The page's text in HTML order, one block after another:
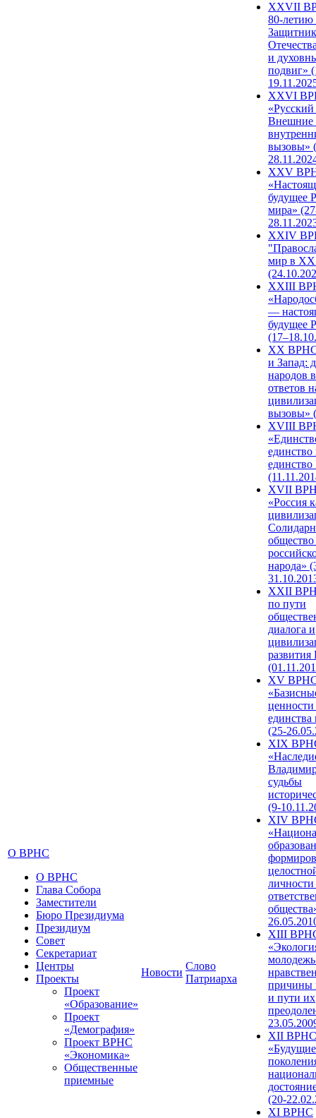
О ВРНС
О ВРНС
Глава Собора
Заместители
Бюро Президиума
Президиум
Совет
Секретариат
Центры
Проекты
Проект
«Образование»
Проект
«Демография»
Проект ВРНС
«Экономика»
Общественные
приемные
Новости
Слово
Патриарха
ХХVII
80-
и
подвиг»
XXVI
Внешние
вызовы»
XXV
будущее
мира»
XXIV
мир в
XXIII
—
будущее
XX ВРНС
и Запад:
народов
ответов
вызовы»
XVIII
единство
единство
XVII
«Россия
народа»
XXII
по пути
диалога и
развития
XV
единства
(25-
XIX
судьбы
(9-
XIV
XIII
причины
и пути их
XII ВРНС
«Будущие
(20-
XI ВРНС